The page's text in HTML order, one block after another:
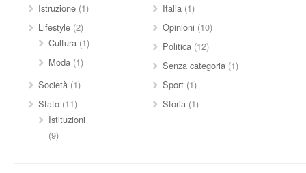
Istruzione (1) Italia (1)
Lifestyle (2)
Cultura (1)
Moda (1)
Opinioni (10)
Politica (12)
Senza categoria (1)
Società (1) Sport (1)
Stato (11)
Istituzioni
(9)
Storia (1)